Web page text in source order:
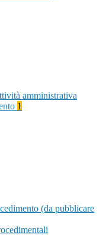
amministrativa
1
(da pubblicare